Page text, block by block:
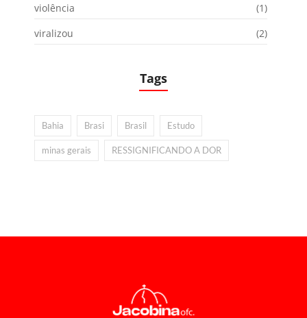
violência
(1)
viralizou
(2)
Tags
Bahia Brasi Brasil Estudo
minas gerais RESSIGNIFICANDO A DOR